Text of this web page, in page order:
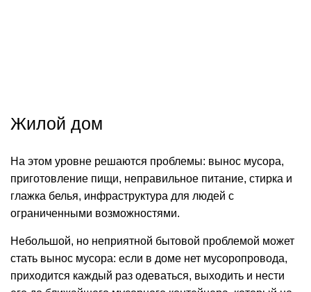
Жилой дом
На этом уровне решаются проблемы: вынос мусора,
приготовление пищи, неправильное питание, стирка и
глажка белья, инфраструктура для людей с
ограниченными возможностями.
Небольшой, но неприятной бытовой проблемой может
стать вынос мусора: если в доме нет мусоропровода,
приходится каждый раз одеваться, выходить и нести